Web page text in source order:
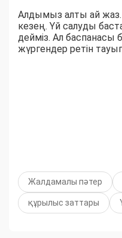
Алдымыз алты ай
кезең. Үй салуды
дейміз. Ал баспанасы
жүргендер ретін
Жалдамалы пәтер
құрылыс заттары